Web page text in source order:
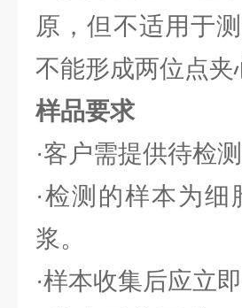
原，但不适用于
不能形成两位点夹
样品要求
·客户需提供待检
·检测的样本为
浆。
·样本收集后应立